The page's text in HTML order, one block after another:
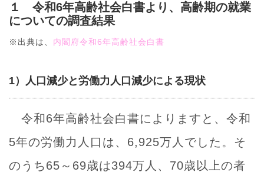
１ 令和6年高齢社会白書より、高齢期の就業
についての調査結果
※出典は、 内閣府令和6年高齢社会白書
1）人口減少と労働力人口減少による現状
令和6年高齢社会白書によりますと、令和
5年の労働力人口は、6,925万人でした。そ
のうち65～69歳は394万人、70歳以上の者